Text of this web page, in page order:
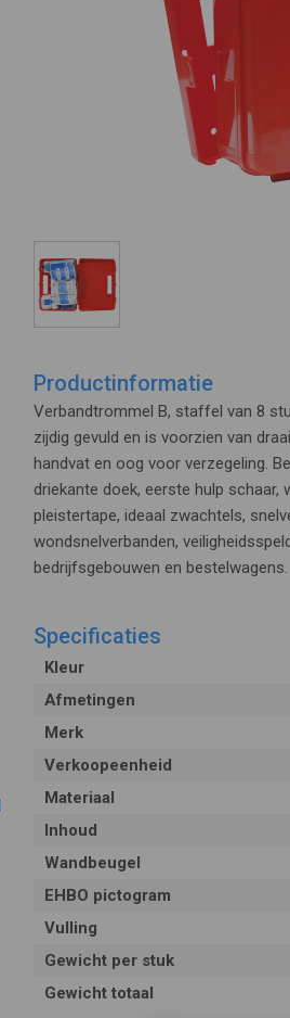
Productinformatie
Verbandtrommel B, staffel van 8
zijdig gevuld en is voorzien van
handvat en oog voor verzegeling.
driekante doek, eerste hulp schaar,
pleistertape, ideaal zwachtels,
wondsnelverbanden,
bedrijfsgebouwen en bestelwagens.
Specificaties
Kleur
Afmetingen
Merk
Verkoopeenheid
Materiaal
Inhoud
Wandbeugel
EHBO pictogram
Vulling
Gewicht per stuk
Gewicht totaal